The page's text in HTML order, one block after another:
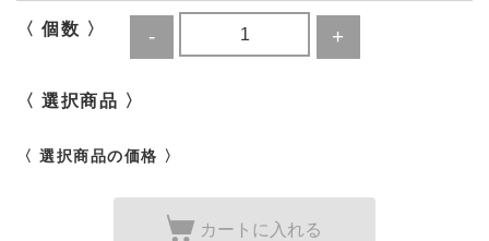
〈 個数 〉
〈 選択商品 〉
〈 選択商品の価格 〉
カートに入れる